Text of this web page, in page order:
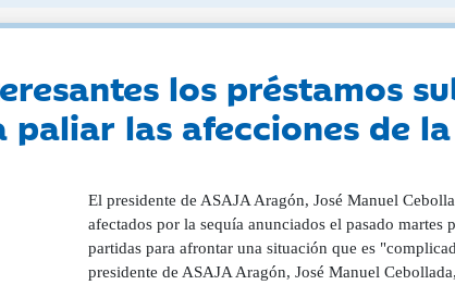
los préstamos
las afecciones de
El presidente de ASAJA Aragón, José Manuel
afectados por la sequía anunciados el pasado
partidas para afrontar una situación que es
presidente de ASAJA Aragón, José Manuel